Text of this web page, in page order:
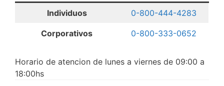
Individuos 0-800-444-4283
Corporativos 0-800-333-0652
Horario de atencion de lunes a viernes de 09:00 a
18:00hs